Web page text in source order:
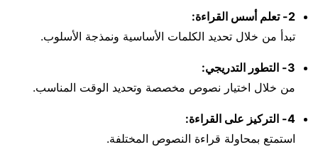
2- تعلم أسس القراءة:
تبدأ من خلال تحديد الكلمات الأساسية ونمذجة الأسلوب.
3- التطور التدريجي:
من خلال اختيار نصوص مخصصة وتحديد الوقت المناسب.
4- التركيز على القراءة:
استمتع بمحاولة قراءة النصوص المختلفة.